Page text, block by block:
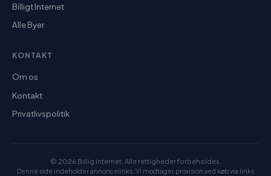
Billigt Internet
Alle Byer
KONTAKT
Om os
Kontakt
Privatlivspolitik
© 2026 Billig internet. Alle rettigheder forbeholdes.
Denne side indeholder annoncelinks. Vi modtager provision ved køb via links